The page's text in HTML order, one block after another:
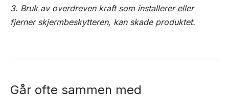
3. Bruk av overdreven kraft som installerer eller
fjerner skjermbeskytteren, kan skade produktet.
Går ofte sammen med